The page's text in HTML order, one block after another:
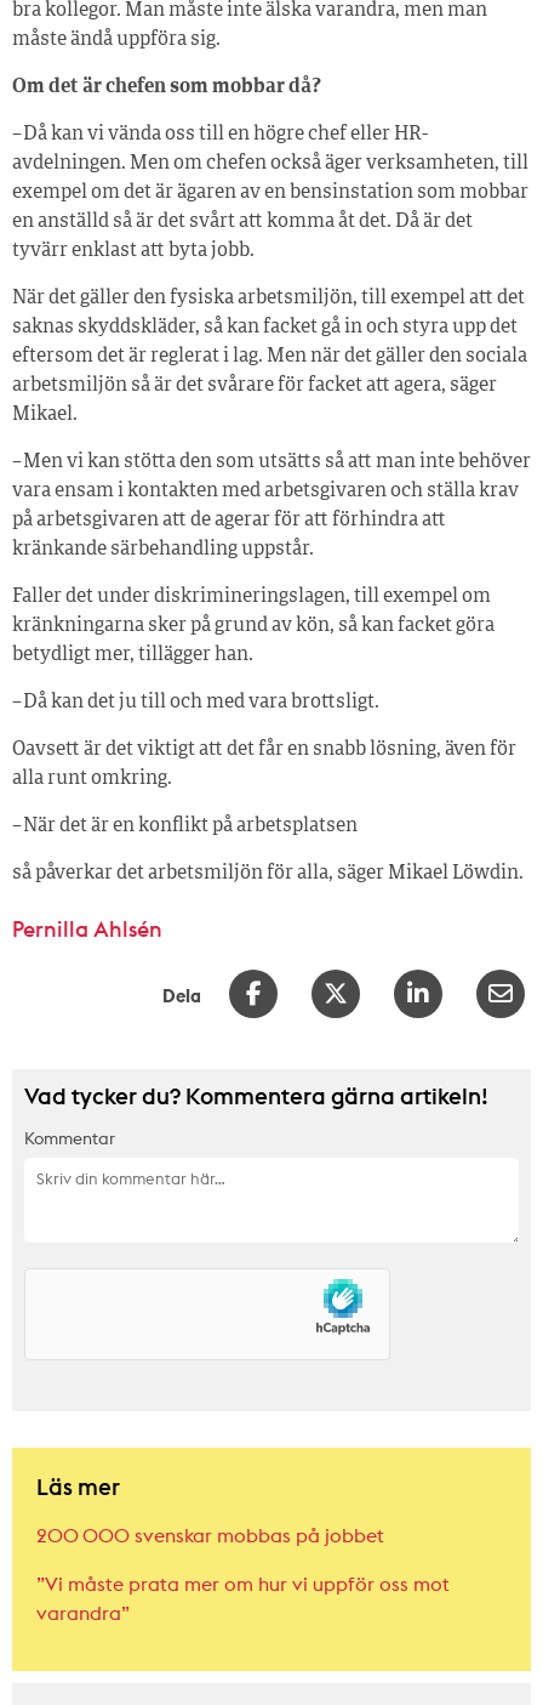
bra kollegor. Man måste inte älska varandra, men man
måste ändå uppföra sig.
Om det är chefen som mobbar då?
– Då kan vi vända oss till en högre chef eller HR-
avdelningen. Men om chefen också äger verksamheten, till
exempel om det är ägaren av en bensinstation som mobbar
en anställd så är det svårt att komma åt det. Då är det
tyvärr enklast att byta jobb.
När det gäller den fysiska arbetsmiljön, till exempel att det
saknas skyddskläder, så kan facket gå in och styra upp det
eftersom det är reglerat i lag. Men när det gäller den sociala
arbetsmiljön så är det svårare för facket att agera, säger
Mikael.
– Men vi kan stötta den som utsätts så att man inte behöver
vara ensam i kontakten med arbetsgivaren och ställa krav
på arbetsgivaren att de agerar för att förhindra att
kränkande särbehandling uppstår.
Faller det under diskrimineringslagen, till exempel om
kränkningarna sker på grund av kön, så kan facket göra
betydligt mer, tillägger han.
– Då kan det ju till och med vara brottsligt.
Oavsett är det viktigt att det får en snabb lösning, även för
alla runt omkring.
– När det är en konflikt på arbetsplatsen
så påverkar det arbetsmiljön för alla, säger Mikael Löwdin.
Pernilla Ahlsén
Dela
Vad tycker du? Kommentera gärna artikeln!
Kommentar
Läs mer
200 000 svenskar mobbas på jobbet
”Vi måste prata mer om hur vi uppför oss mot
varandra”